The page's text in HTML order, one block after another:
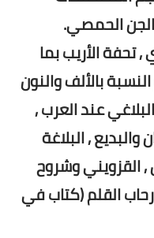
الجن الحمصي.
, تحفة الأريب بما
بالألف والنون
عند العرب ,
والبديع , البلاغة
, القزويني وشروح
القلم (كتاب في